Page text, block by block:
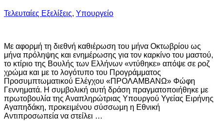
Τελευταίες Εξελίξεις, Υπουργείο
Με αφορμή τη διεθνή καθιέρωση του μήνα Οκτωβρίου ως
μήνα πρόληψης και ενημέρωσης για τον καρκίνο του μαστού,
το κτίριο της Βουλής των Ελλήνων «ντύθηκε» απόψε σε ροζ
χρώμα και με το λογότυπο του Προγράμματος
Προσυμπτωματικού Ελέγχου «ΠΡΟΛΑΜΒΑΝΩ» Φώφη
Γεννηματά. Η συμβολική αυτή δράση πραγματοποιήθηκε με
πρωτοβουλία της Αναπληρώτριας Υπουργού Υγείας Ειρήνης
Αγαπηδάκη, προκειμένου σύσσωμη η Εθνική
Αντιπροσωπεία να στείλει …